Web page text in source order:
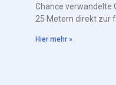
Chance verwandelte
25 Metern direkt zur
Hier mehr »